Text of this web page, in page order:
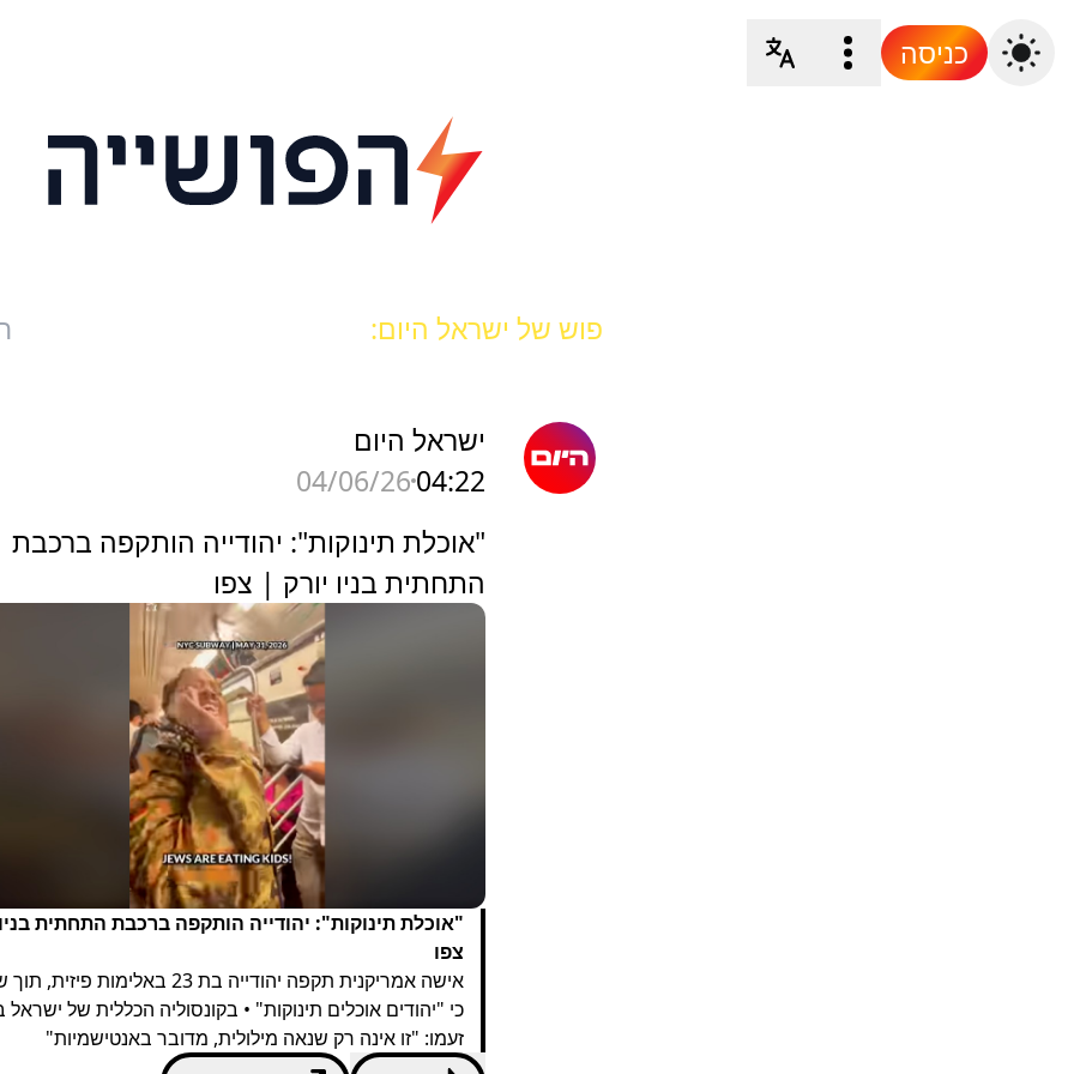
כניסה
פוש של ישראל היום:
ישראל היום
04:22
04/06/26
"אוכלת תינוקות": יהודייה הותקפה ברכבת
התחתית בניו יורק | צפו
"אוכלת תינוקות": יהודייה הותקפה ברכבת התחתית
צפו
אישה אמריקנית תקפה יהודייה בת 23 באלימות
כי "יהודים אוכלים תינוקות" • בקונסוליה הכללית של ישראל
זעמו: "זו אינה רק שנאה מילולית, מדובר באנטישמיות"